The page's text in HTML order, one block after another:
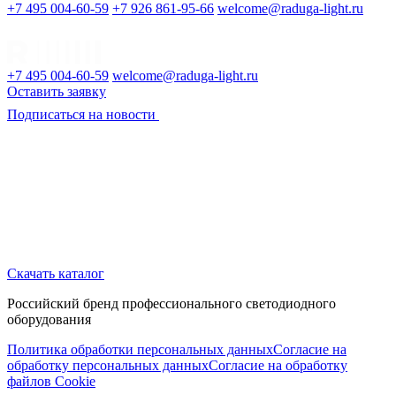
+7 495 004-60-59 +7 926 861-95-66 welcome@raduga-light.ru
+7 495 004-60-59 welcome@raduga-light.ru
Оставить заявку
Подписаться на новости
Скачать каталог
Российский бренд профессионального светодиодного
оборудования
Политика обработки персональных данныхСогласие на
обработку персональных данныхСогласие на обработку
файлов Cookie